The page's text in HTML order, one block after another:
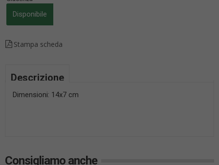
Disponibile
Stampa scheda
Descrizione
Dimensioni: 14x7 cm
Consigliamo anche